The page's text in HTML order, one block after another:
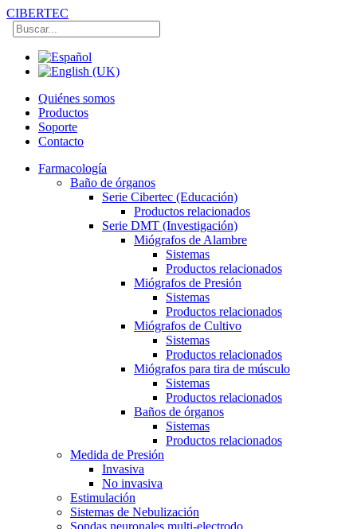
CIBERTEC
Quiénes somos
Productos
Soporte
Contacto
Farmacología
Baño de órganos
Serie Cibertec (Educación)
Productos relacionados
Serie DMT (Investigación)
Miógrafos de Alambre
Sistemas
Productos relacionados
Miógrafos de Presión
Sistemas
Productos relacionados
Miógrafos de Cultivo
Sistemas
Productos relacionados
Miógrafos para tira de músculo
Sistemas
Productos relacionados
Baños de órganos
Sistemas
Productos relacionados
Medida de Presión
Invasiva
No invasiva
Estimulación
Sistemas de Nebulización
Sondas neuronales multi-electrodo